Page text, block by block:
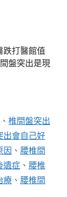
跌打醫館值
盤突出是現
、椎間盤突出
出會自己好
因 、 腰椎間
遺症 、 腰椎
療 、 腰椎間